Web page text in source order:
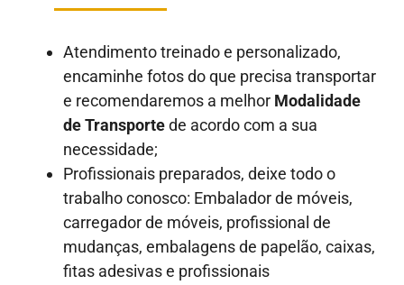
Atendimento treinado e personalizado,
encaminhe fotos do que precisa transportar
e recomendaremos a melhor Modalidade
de Transportede acordo com a sua
necessidade;
Profissionais preparados, deixe todo o
trabalho conosco: Embalador de móveis,
carregador de móveis, profissional de
mudanças, embalagens de papelão, caixas,
fitas adesivas e profissionais